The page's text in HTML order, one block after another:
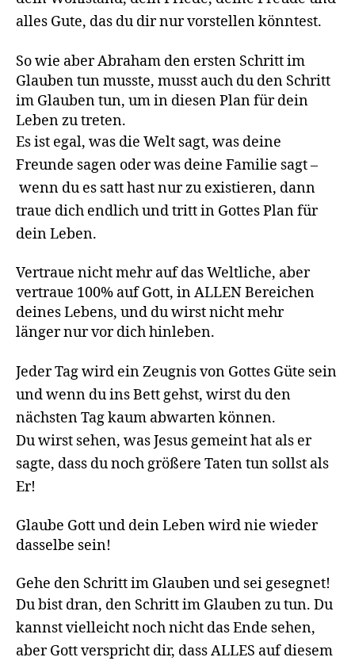
alles Gute, das du dir nur vorstellen könntest.
So wie aber Abraham den ersten Schritt im
Glauben tun musste, musst auch du den Schritt
im Glauben tun, um in diesen Plan für dein
Leben zu treten.
Es ist egal, was die Welt sagt, was deine
Freunde sagen oder was deine Familie sagt –
wenn du es satt hast nur zu existieren, dann
traue dich endlich und tritt in Gottes Plan für
dein Leben.
Vertraue nicht mehr auf das Weltliche, aber
vertraue 100% auf Gott, in ALLEN Bereichen
deines Lebens, und du wirst nicht mehr
länger nur vor dich hinleben.
Jeder Tag wird ein Zeugnis von Gottes Güte sein
und wenn du ins Bett gehst, wirst du den
nächsten Tag kaum abwarten können.
Du wirst sehen, was Jesus gemeint hat als er
sagte, dass du noch größere Taten tun sollst als
Er!
Glaube Gott und dein Leben wird nie wieder
dasselbe sein!
Gehe den Schritt im Glauben und sei gesegnet!
Du bist dran, den Schritt im Glauben zu tun. Du
kannst vielleicht noch nicht das Ende sehen,
aber Gott verspricht dir, dass ALLES auf diesem